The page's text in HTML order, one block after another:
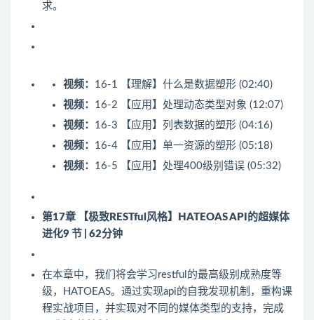
求。
视频： 16-1 【理解】什么是数据塑形 (02:40)
视频： 16-2 【应用】处理动态类型对象 (12:07)
视频： 16-3 【应用】列表数据的塑形 (04:16)
视频： 16-4 【应用】单一资源的塑形 (05:18)
视频： 16-5 【应用】处理400级别错误 (05:32)
第17章 【极致RESTful风格】HATEOAS API的超媒体
进化9 节 | 62分钟
在本章中，我们将会学习restful的最高级别成熟度等
级，HATOEAS。通过实现api的自我发现机制，重构课
程实战项目，并实现对不同的媒体类型的支持，完成